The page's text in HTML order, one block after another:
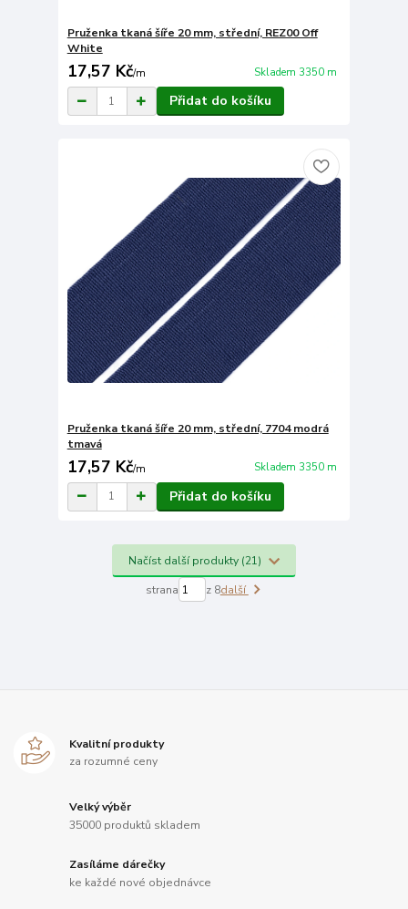
Pruženka tkaná šíře 20 mm, střední, REZ00 Off
White
17,57 Kč/m Skladem 3350 m
Přidat do košíku
Pruženka tkaná šíře 20 mm, střední, 7704 modrá
tmavá
17,57 Kč/m Skladem 3350 m
Přidat do košíku
Načíst další produkty (21)
strana z 8další
Kvalitní produkty
za rozumné ceny
Velký výběr
35000 produktů skladem
Zasíláme dárečky
ke každé nové objednávce